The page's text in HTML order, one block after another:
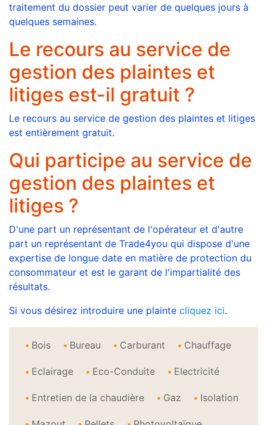
traitement du dossier peut varier de quelques jours à
quelques semaines.
Le recours au service de
gestion des plaintes et
litiges est-il gratuit ?
Le recours au service de gestion des plaintes et litiges
est entièrement gratuit.
Qui participe au service de
gestion des plaintes et
litiges ?
D'une part un représentant de l'opérateur et d'autre
part un représentant de Trade4you qui dispose d'une
expertise de longue date en matière de protection du
consommateur et est le garant de l'impartialité des
résultats.
Si vous désirez introduire une plainte cliquez ici.
Bois Bureau Carburant Chauffage
Eclairage Eco-Conduite Electricité
Entretien de la chaudière Gaz Isolation